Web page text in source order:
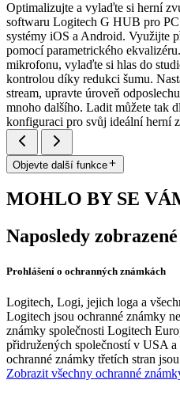
Optimalizujte a vylaďte si herní
softwaru Logitech G HUB pro
systémy iOS a Android. Využijte
pomocí parametrického
mikrofonu, vylaďte si hlas do
kontrolou díky redukci šumu.
stream, upravte úroveň
mnoho dalšího. Ladit můžete tak
konfiguraci pro svůj ideální herní
Objevte další funkce
MOHLO BY SE
Naposledy zobrazené
Prohlášení o ochranných známkách
Logitech, Logi, jejich loga a
Logitech jsou ochranné známky
známky společnosti Logitech
přidružených společností v USA
ochranné známky třetích stran
Zobrazit všechny ochranné